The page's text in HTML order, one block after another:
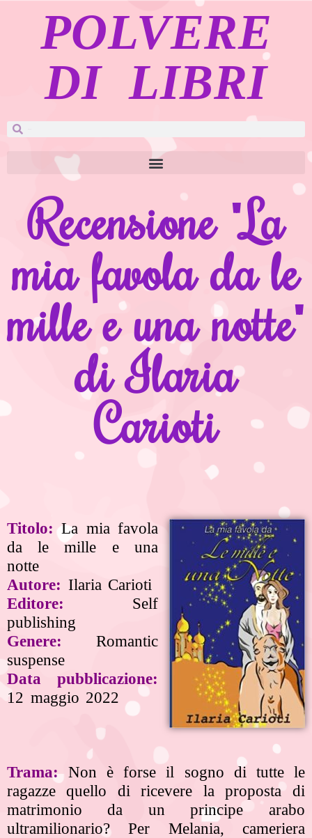
POLVERE
DI LIBRI
Recensione "La
mia favola da le
mille e una notte"
di Ilaria
Carioti
Titolo: La mia favola
da le mille e una
notte
Autore: Ilaria Carioti
Editore: Self
publishing
Genere: Romantic
suspense
Data pubblicazione:
12 maggio 2022
Trama: Non è forse il sogno di tutte le
ragazze quello di ricevere la proposta di
matrimonio da un principe arabo
ultramilionario? Per Melania, cameriera